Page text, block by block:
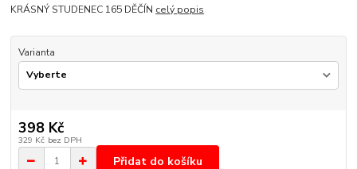
KRÁSNÝ STUDENEC 165 DĚČÍN celý popis
Varianta
398 Kč
329 Kč bez DPH
Přidat do košíku